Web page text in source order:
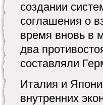
создании
соглашения о
время вновь в
два
составляли
Италия и
внутренних